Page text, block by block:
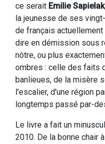
ce serait Emilie Sapielak
la jeunesse de ses
de français
dire en démission sous
nôtre, ou plus
ombres : celle des faits
banlieues, de la misère
l'escalier, d'une région
longtemps passé par-
Le livre a fait un
2010. De la bonne chair